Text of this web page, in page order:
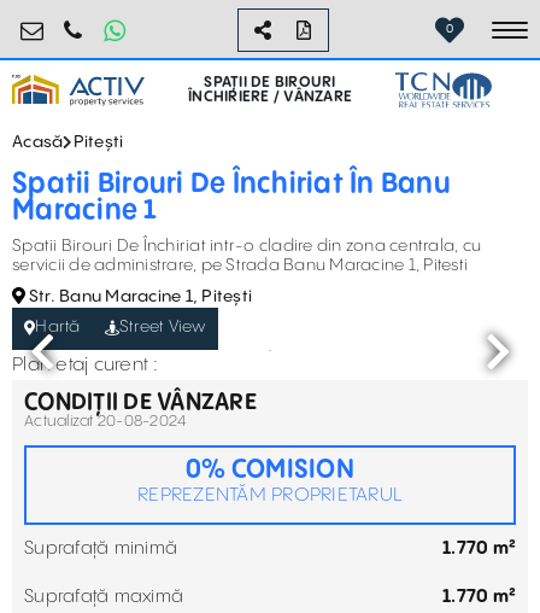
birouri@activpropertyservices.ro
0724.584.442 0
SPAȚII DE BIROURI
ÎNCHIRIERE / VÂNZARE
Acasă Pitești
Spatii Birouri De Închiriat În Banu
Maracine 1
Spatii Birouri De Închiriat intr-o cladire din zona centrala, cu
servicii de administrare, pe Strada Banu Maracine 1, Pitesti
Str. Banu Maracine 1, Pitești
Hartă
Street View
Plan etaj curent :
CONDIȚII DE VÂNZARE
Actualizat 20-08-2024
0% COMISION
REPREZENTĂM PROPRIETARUL
Suprafață minimă 1.770 m²
Suprafață maximă 1.770 m²